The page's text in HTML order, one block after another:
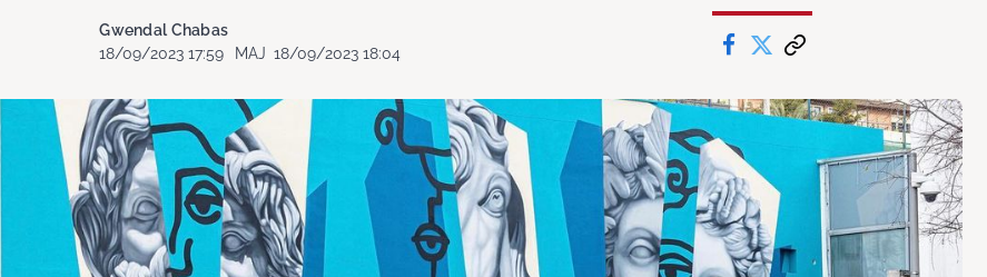
Gwendal Chabas
18/09/2023 17:59
MAJ 18/09/2023 18:04